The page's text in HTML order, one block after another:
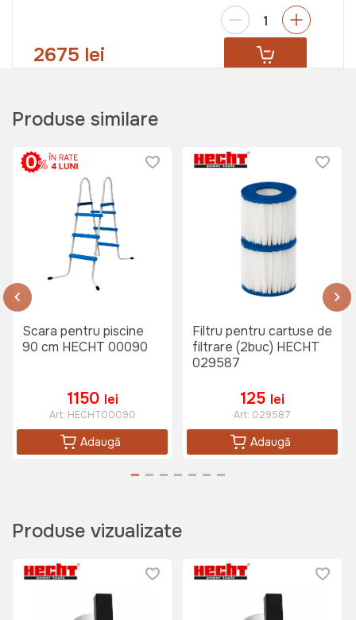
2675 lei
Produse similare
Scara pentru piscine
90 cm HECHT 00090
1150 lei
Art: HECHT00090
Adaugă
Filtru pentru cartuse de
filtrare (2buc) HECHT
029587
125 lei
Art: 029587
Adaugă
Produse vizualizate